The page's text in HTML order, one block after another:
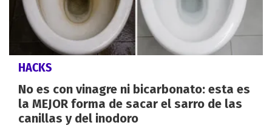
HACKS
No es con vinagre ni bicarbonato: esta es
la MEJOR forma de sacar el sarro de las
canillas y del inodoro